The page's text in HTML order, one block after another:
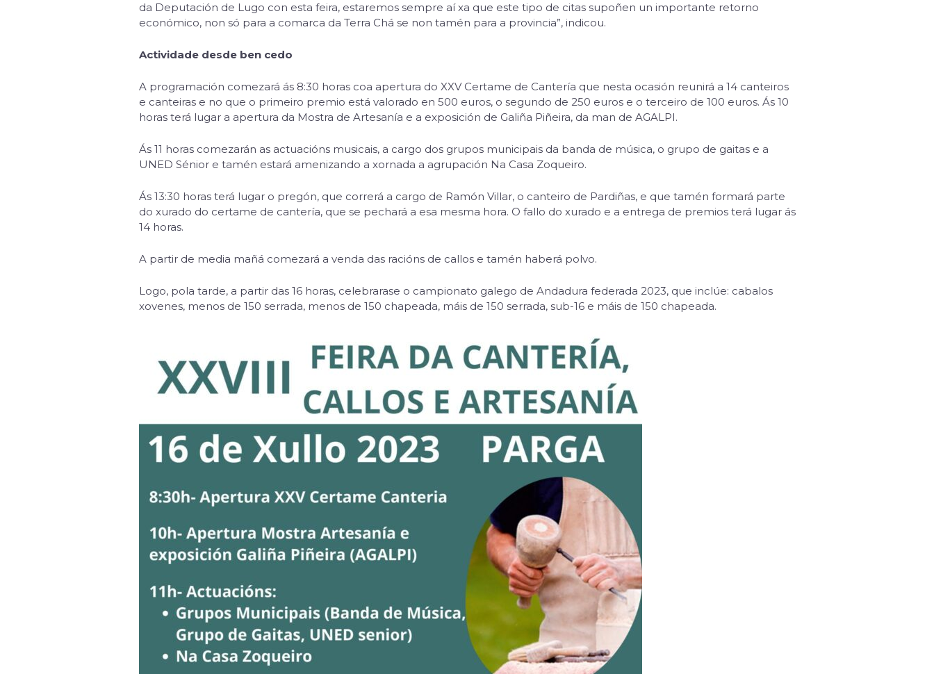
da Deputación de Lugo con esta feira, estaremos sempre aí xa que este tipo de citas supoñen un importante retorno
económico, non só para a comarca da Terra Chá se non tamén para a provincia”, indicou.
Actividade desde ben cedo
A programación comezará ás 8:30 horas coa apertura do XXV Certame de Cantería que nesta ocasión reunirá a 14 canteiros
e canteiras e no que o primeiro premio está valorado en 500 euros, o segundo de 250 euros e o terceiro de 100 euros. Ás 10
horas terá lugar a apertura da Mostra de Artesanía e a exposición de Galiña Piñeira, da man de AGALPI.
Ás 11 horas comezarán as actuacións musicais, a cargo dos grupos municipais da banda de música, o grupo de gaitas e a
UNED Sénior e tamén estará amenizando a xornada a agrupación Na Casa Zoqueiro.
Ás 13:30 horas terá lugar o pregón, que correrá a cargo de Ramón Villar, o canteiro de Pardiñas, e que tamén formará parte
do xurado do certame de cantería, que se pechará a esa mesma hora. O fallo do xurado e a entrega de premios terá lugar ás
14 horas.
A partir de media mañá comezará a venda das racións de callos e tamén haberá polvo.
Logo, pola tarde, a partir das 16 horas, celebrarase o campionato galego de Andadura federada 2023, que inclúe: cabalos
xovenes, menos de 150 serrada, menos de 150 chapeada, máis de 150 serrada, sub-16 e máis de 150 chapeada.